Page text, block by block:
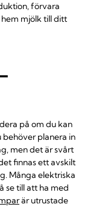
förvara
mjölk till ditt
på om du kan
behöver planera in
men det är svårt
finnas ett avskilt
Många elektriska
se till att ha med
är utrustade